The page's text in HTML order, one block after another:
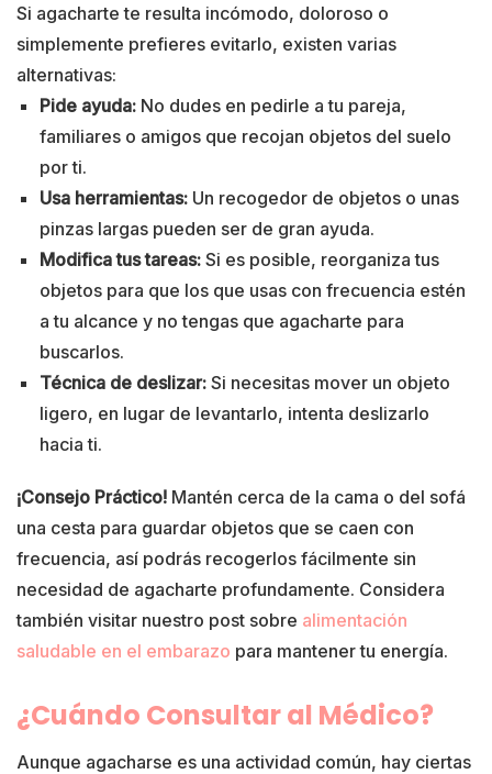
Si agacharte te resulta incómodo, doloroso o
simplemente prefieres evitarlo, existen varias
alternativas:
Pide ayuda:No dudes en pedirle a tu pareja,
familiares o amigos que recojan objetos del suelo
por ti.
Usa herramientas:Un recogedor de objetos o unas
pinzas largas pueden ser de gran ayuda.
Modifica tus tareas:Si es posible, reorganiza tus
objetos para que los que usas con frecuencia estén
a tu alcance y no tengas que agacharte para
buscarlos.
Técnica de deslizar:Si necesitas mover un objeto
ligero, en lugar de levantarlo, intenta deslizarlo
hacia ti.
¡Consejo Práctico! Mantén cerca de la cama o del sofá
una cesta para guardar objetos que se caen con
frecuencia, así podrás recogerlos fácilmente sin
necesidad de agacharte profundamente. Considera
también visitar nuestro post sobre alimentación
saludable en el embarazo para mantener tu energía.
¿Cuándo Consultar al Médico?
Aunque agacharse es una actividad común, hay ciertas